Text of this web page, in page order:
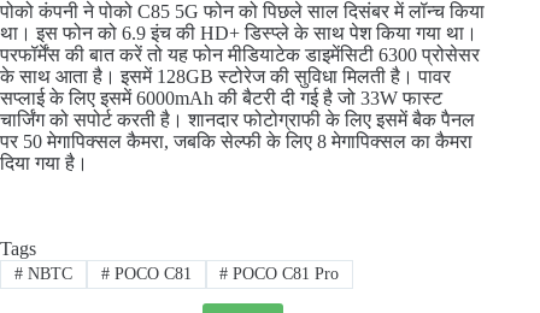
पोको कंपनी ने पोको C85 5G फोन को पिछले साल दिसंबर में लॉन्च किया
था। इस फोन को 6.9 इंच की HD+ डिस्प्ले के साथ पेश किया गया था।
परफॉर्मेंस की बात करें तो यह फोन मीडियाटेक डाइमेंसिटी 6300 प्रोसेसर
के साथ आता है। इसमें 128GB स्टोरेज की सुविधा मिलती है। पावर
सप्लाई के लिए इसमें 6000mAh की बैटरी दी गई है जो 33W फास्ट
चार्जिंग को सपोर्ट करती है। शानदार फोटोग्राफी के लिए इसमें बैक पैनल
पर 50 मेगापिक्सल कैमरा, जबकि सेल्फी के लिए 8 मेगापिक्सल का कैमरा
दिया गया है।
Tags
#NBTC #POCO C81 # POCO C81 Pro